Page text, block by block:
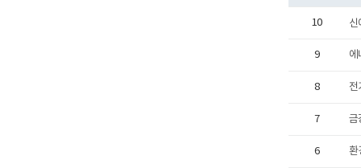
10 신
9
에
8
전
7
금
6
환